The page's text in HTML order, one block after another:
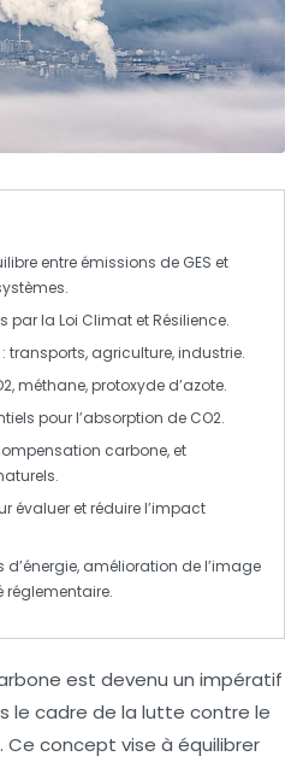
entre émissions de GES et
par la Loi Climat et Résilience.
transports, agriculture,industrie.
,méthane,protoxyde d’azote.
pour l’absorption de CO2.
carbone, et
évaluer et réduire l’impact
amélioration de l’image
réglementaire.
est devenu un impératif
le cadre de la lutte contre le
. Ce concept vise à équilibrer